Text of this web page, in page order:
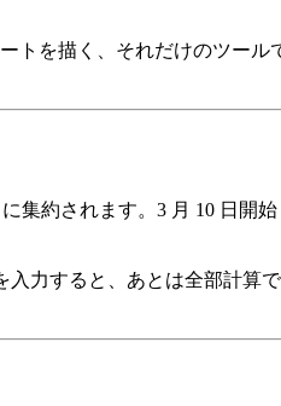
トを描く、それだけのツー
に集約されます。3 月 10 日開
入力すると、あとは全部計